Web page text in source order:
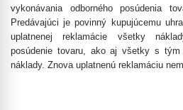
vykonávania odborného posúdenia
Predávajúci je povinný kupujúcemu
uplatnenej reklamácie všetky
posúdenie tovaru, ako aj všetky s tým
náklady. Znova uplatnenú reklamáciu